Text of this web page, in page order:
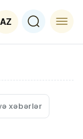
AZ
xəbərlər